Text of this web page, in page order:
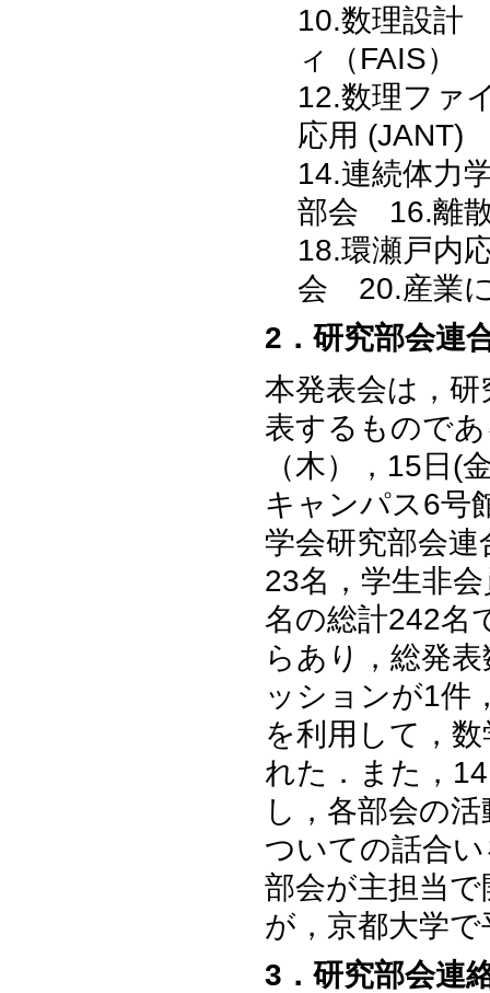
10.数理設計
ィ（FAIS）
12.数理ファ
応用 (JANT)
14.連続体力
部会 16.離
18.環瀬戸内
会 20.産業に
2．研究部会連
本発表会は，
表するもので
（木），15日(
キャンパス6号
学会研究部会
23名，学生非
名の総計242名
らあり，総発
ッションが1件
を利用して，
れた．また，
し，各部会の
ついての話合
部会が主担当
が，京都大学
3．研究部会連